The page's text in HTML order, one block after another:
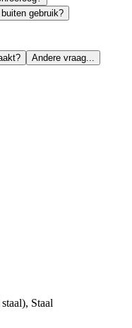
gebruik?
Andere vraag...
, Staal